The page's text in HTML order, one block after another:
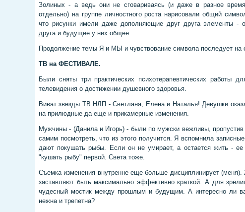
Золиных - а ведь они не сговариваясь (и даже в разное
отдельно) на группе личностного роста нарисовали общий
что рисунки имели даже дополняющие друг друга элементы -
друга и будущее у них общее.
Продолжение темы Я и МЫ и чувствование символа последует на
ТВ на ФЕСТИВАЛЕ.
Были сняты три практических психотерапевтических работы
телевидения о достижении душевного здоровья.
Виват звезды ТВ НЛП - Светлана, Елена и Наталья! Девушки
на прилюдные да еще и прикамерные изменения.
Мужчины - (Данила и Игорь) - были по мужски вежливы, пропустив
самим посмотреть, что из этого получится. Я вспомнила
дают покушать рыбы. Если он не умирает, а остается жить -
"кушать рыбу" первой. Света тоже.
Съемка изменения внутренне еще больше дисциплинирует
заставляют быть максимально эффективно краткой. А для
чудесный мостик между прошлым и будущим. А интересно ли
нежна и трепетна?